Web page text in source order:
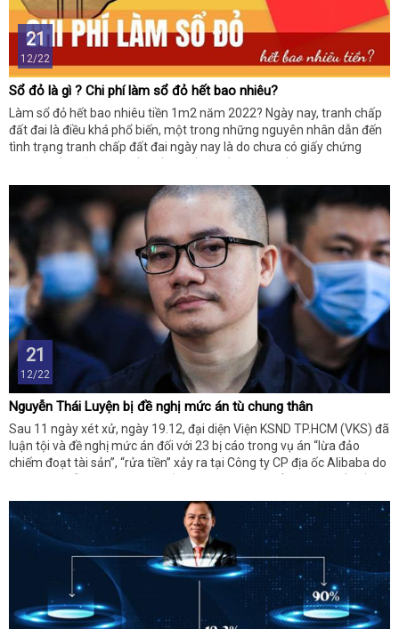
21
12/22
Sổ đỏ là gì ? Chi phí làm sổ đỏ hết bao nhiêu?
Làm sổ đỏ hết bao nhiêu tiền 1m2 năm 2022? Ngày nay, tranh chấp
đất đai là điều khá phổ biến, một trong những nguyên nhân dẫn đến
tình trạng tranh chấp đất đai ngày nay là do chưa có giấy chứng
21
12/22
Nguyễn Thái Luyện bị đề nghị mức án tù chung thân
Sau 11 ngày xét xử, ngày 19.12, đại diện Viện KSND TP.HCM (VKS) đã
luận tội và đề nghị mức án đối với 23 bị cáo trong vụ án “lừa đảo
chiếm đoạt tài sản”, “rửa tiền” xảy ra tại Công ty CP địa ốc Alibaba do